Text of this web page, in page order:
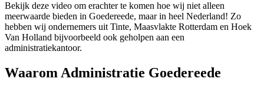
Bekijk deze video om erachter te komen hoe wij niet alleen
meerwaarde bieden in Goedereede, maar in heel Nederland! Zo
hebben wij ondernemers uit Tinte, Maasvlakte Rotterdam en Hoek
Van Holland bijvoorbeeld ook geholpen aan een
administratiekantoor.
Waarom Administratie Goedereede